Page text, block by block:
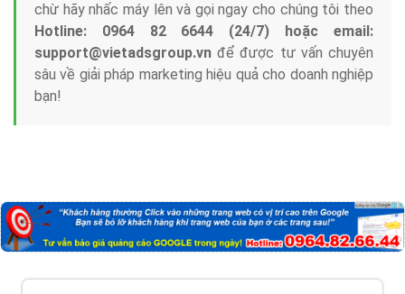
chừ hãy nhấc máy lên và gọi ngay cho chúng tôi theo
Hotline: 0964 82 6644 (24/7) hoặc email:
support@vietadsgroup.vn để được tư vấn chuyên
sâu về giải pháp marketing hiệu quả cho doanh nghiệp
bạn!